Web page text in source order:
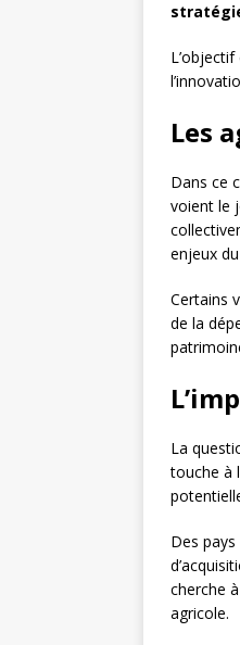
Les
Dans ce
voient le
enjeux
Certains
de la
La
touche à
Des
cherche
agricole.